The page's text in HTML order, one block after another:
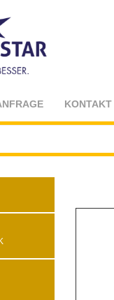
KONTAKT